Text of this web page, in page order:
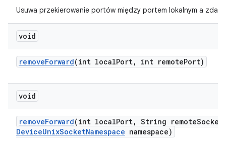
Usuwa przekierowanie portów między portem lokalnym a
void
removeForward(int localPort, int remotePort)
void
removeForward(int localPort, String remoteSocket
DeviceUnixSocketNamespace namespace)